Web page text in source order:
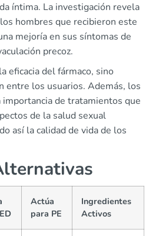
íntima. La investigación revela
hombres que recibieron este
mejoría en sus síntomas de
precoz.
eficacia del fármaco, sino
entre los usuarios. Además, los
importancia de tratamientos que
de la salud sexual
así la calidad de vida de los
Actúa
para PE
Ingredientes
Activos